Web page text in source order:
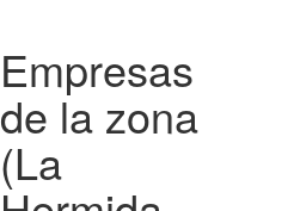
Empresas
de la zona
(La